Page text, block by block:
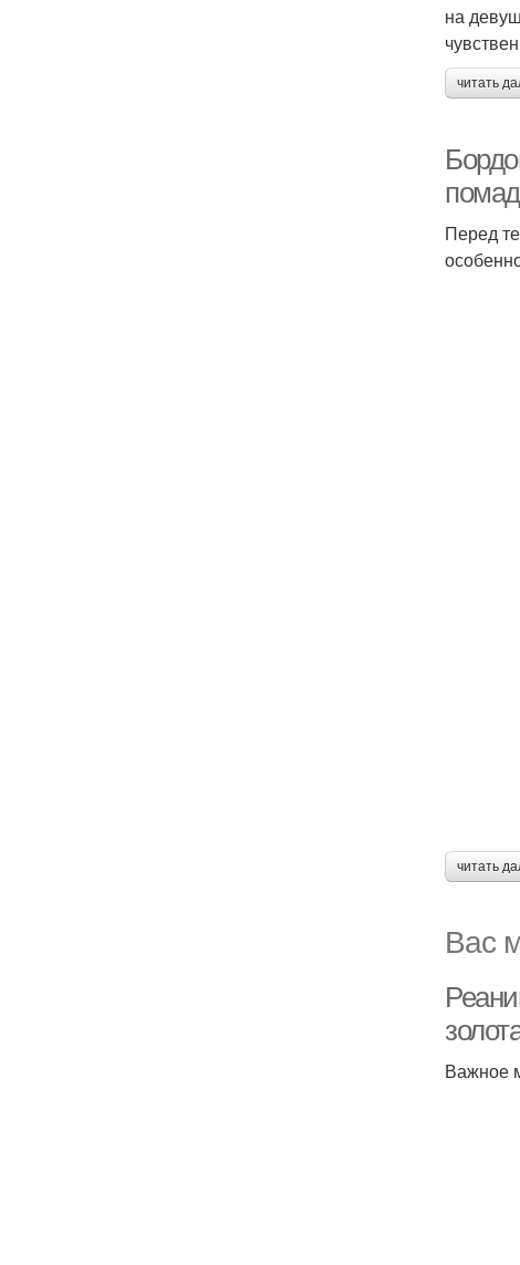
на
читать
Перед
читать
Вас
Важное